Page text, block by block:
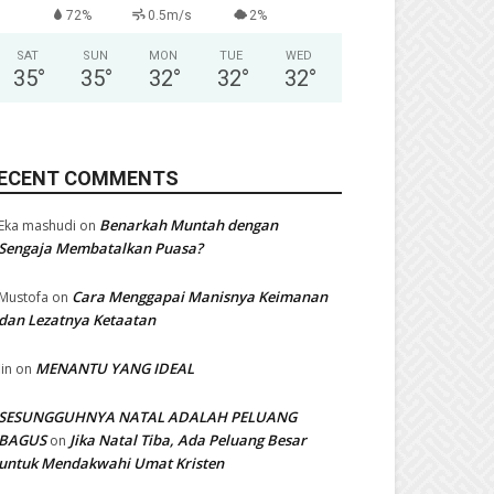
72% 0.5m/s 2%
SAT
35°
SUN
35°
MON
32°
TUE
32°
WED
32°
COMMENTS
Eka mashudi on Benarkah Muntah dengan
Membatalkan Puasa?
Mustofa on Cara Menggapai Manisnya Keimanan
dan Lezatnya Ketaatan
Iin on MENANTU YANG IDEAL
NATAL ADALAH PELUANG
BAGUSon Jika Natal Tiba, Ada Peluang Besar
untuk Mendakwahi Umat Kristen